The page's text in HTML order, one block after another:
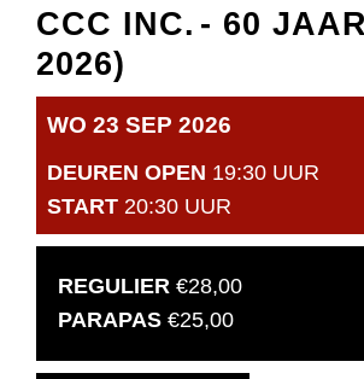
CCC INC. - 60
2026)
WO 23 SEP 2026
DEUREN OPEN 19:30 UUR
START 20:30 UUR
REGULIER €28,00
PARAPAS €25,00